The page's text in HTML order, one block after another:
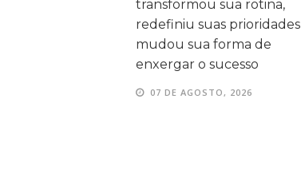
transformou sua rotina,
redefiniu suas prioridades e
mudou sua forma de
enxergar o sucesso
07 DE AGOSTO, 2026